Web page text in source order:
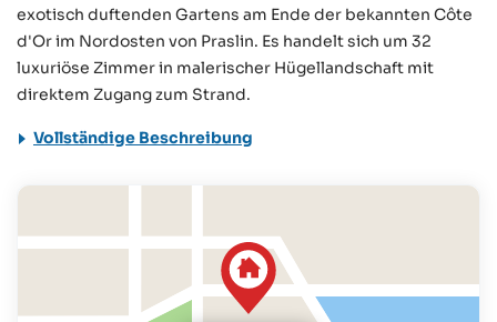
exotisch duftenden Gartens am Ende der bekannten Côte
d'Or im Nordosten von Praslin. Es handelt sich um 32
luxuriöse Zimmer in malerischer Hügellandschaft mit
direktem Zugang zum Strand.
Vollständige Beschreibung